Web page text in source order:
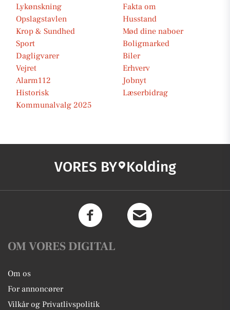
Lykønskning
Fakta om
Opslagstavlen
Husstand
Krop & Sundhed
Mød dine naboer
Sport
Boligmarked
Dagligvarer
Biler
Vejret
Erhverv
Alarm112
Jobnyt
Historisk
Læserbidrag
Kommunalvalg 2025
VORES BY Kolding
OM VORES DIGITAL
Om os
For annoncører
Vilkår og Privatlivspolitik